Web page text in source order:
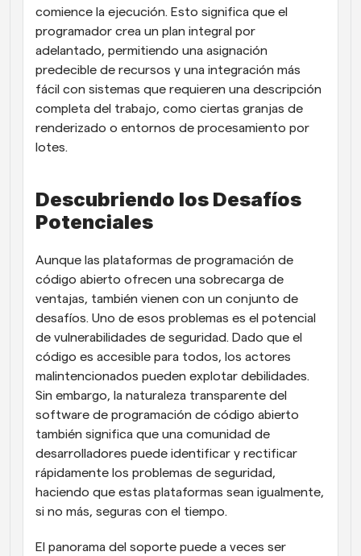
comience la ejecución. Esto significa que el
programador crea un plan integral por
adelantado, permitiendo una asignación
predecible de recursos y una integración más
fácil con sistemas que requieren una descripción
completa del trabajo, como ciertas granjas de
renderizado o entornos de procesamiento por
lotes.
Descubriendo los Desafíos
Potenciales
Aunque las plataformas de programación de
código abierto ofrecen una sobrecarga de
ventajas, también vienen con un conjunto de
desafíos. Uno de esos problemas es el potencial
de vulnerabilidades de seguridad. Dado que el
código es accesible para todos, los actores
malintencionados pueden explotar debilidades.
Sin embargo, la naturaleza transparente del
software de programación de código abierto
también significa que una comunidad de
desarrolladores puede identificar y rectificar
rápidamente los problemas de seguridad,
haciendo que estas plataformas sean igualmente,
si no más, seguras con el tiempo.
El panorama del soporte puede a veces ser